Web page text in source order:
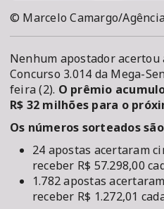
© Marcelo Camargo/
Nenhum apostador acertou
Concurso 3.014 da Mega-
feira (2). O prêmio
R$ 32 milhões para o
Os números sorteados
24 apostas acertaram
receber R$ 57.298,00
1.782 apostas
receber R$ 1.272,01